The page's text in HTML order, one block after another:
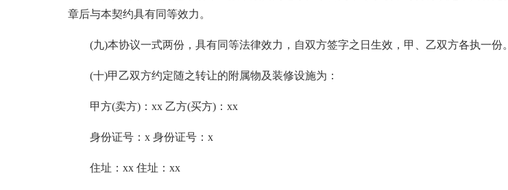
章后与本契约具有同等效力。
(九)本协议一式两份，具有同等法律效力，自双方签字之日生效，甲、乙双方各执一份。
(十)甲乙双方约定随之转让的附属物及装修设施为：
甲方(卖方)：xx 乙方(买方)：xx
身份证号：x 身份证号：x
住址：xx 住址：xx